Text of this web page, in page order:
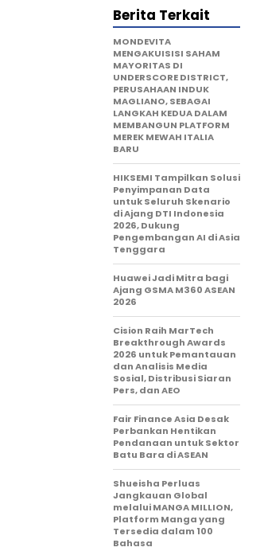
Berita Terkait
MONDEVITA
MENGAKUISISI SAHAM
MAYORITAS DI
UNDERSCORE DISTRICT,
PERUSAHAAN INDUK
MAGLIANO, SEBAGAI
LANGKAH KEDUA DALAM
MEMBANGUN PLATFORM
MEREK MEWAH ITALIA
BARU
HIKSEMI Tampilkan Solusi
Penyimpanan Data
untuk Seluruh Skenario
di Ajang DTI Indonesia
2026, Dukung
Pengembangan AI di Asia
Tenggara
Huawei Jadi Mitra bagi
Ajang GSMA M360 ASEAN
2026
Cision Raih MarTech
Breakthrough Awards
2026 untuk Pemantauan
dan Analisis Media
Sosial, Distribusi Siaran
Pers, dan AEO
Fair Finance Asia Desak
Perbankan Hentikan
Pendanaan untuk Sektor
Batu Bara di ASEAN
Shueisha Perluas
Jangkauan Global
melalui MANGA MILLION,
Platform Manga yang
Tersedia dalam 100
Bahasa